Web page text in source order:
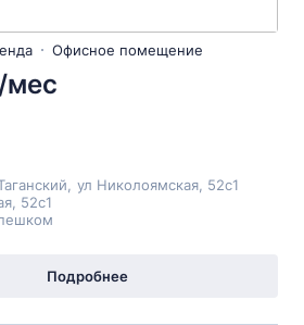
Офисное помещение
мес
ул Николоямская , 52с1
52с1
Подробнее